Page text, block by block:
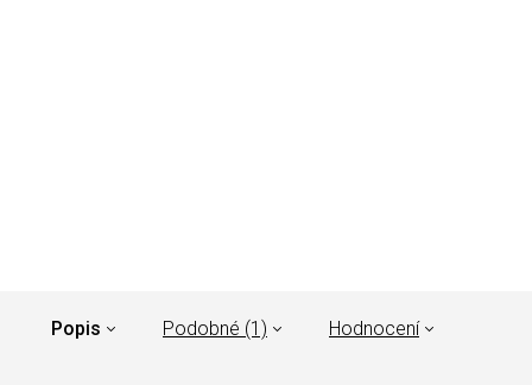
Popis Podobné (1) Hodnocení